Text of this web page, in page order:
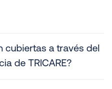
cubiertas a través del
de TRICARE?